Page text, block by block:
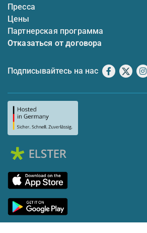
Пресса
Цены
Партнерская программа
Отказаться от договора
Подписывайтесь на нас Facebook
X